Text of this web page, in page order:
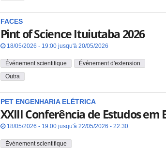
FACES
Pint of Science Ituiutaba 2026
18/05/2026 - 19:00 jusqu'à 20/05/2026
Événement scientifique
Événement d'extension
Outra
PET ENGENHARIA ELÉTRICA
XXIII Conferência de Estudos em
18/05/2026 - 19:00 jusqu'à 22/05/2026 - 22:30
Événement scientifique